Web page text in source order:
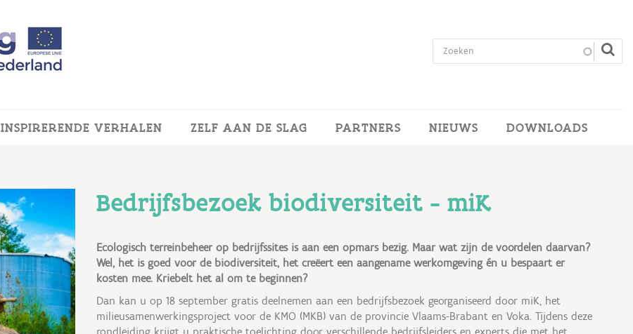
INSPIRERENDE VERHALEN ZELF AAN DE SLAG PARTNERS NIEUWS DOWNLOADS
Bedrijfsbezoek biodiversiteit - miK
Ecologisch terreinbeheer op bedrijfssites is aan een opmars bezig. Maar wat zijn de voordelen daarvan?
Wel, het is goed voor de biodiversiteit, het creëert een aangename werkomgeving én u bespaart er
kosten mee. Kriebelt het al om te beginnen?
Dan kan u op 18 september gratis deelnemen aan een bedrijfsbezoek georganiseerd door miK, het
milieusamenwerkingsproject voor de KMO (MKB) van de provincie Vlaams-Brabant en Voka. Tijdens deze